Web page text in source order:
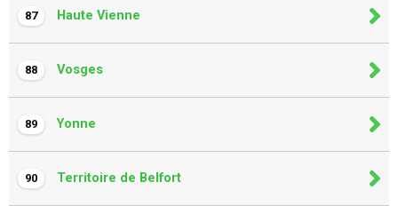
87 Haute Vienne
88 Vosges
89 Yonne
90 Territoire de Belfort